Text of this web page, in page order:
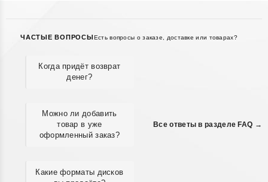
ЧАСТЫЕ ВОПРОСЫ Есть вопросы о заказе, доставке или товарах?
Когда придёт возврат
денег?
Можно ли добавить
товар в уже
оформленный заказ?
Какие форматы дисков
Все ответы в разделе FAQ →